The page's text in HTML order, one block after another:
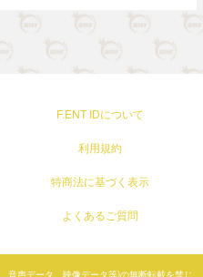
F.ENT IDについて
利用規約
特商法に基づく表示
よくあるご質問
音声データ、映像データ等)の無断転載を禁じ